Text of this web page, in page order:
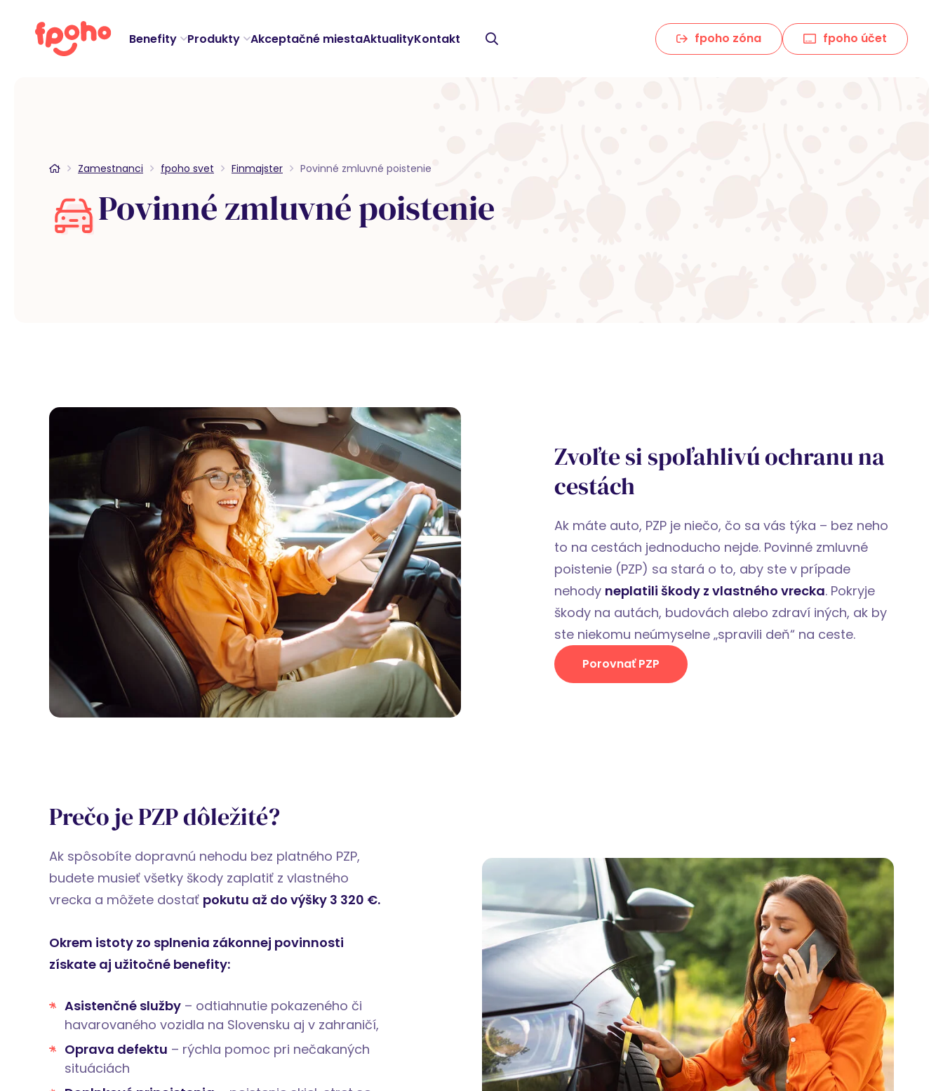
Benefity Produkty Akceptačné miestaAktualityKontakt fpoho zóna fpoho účet
Zamestnanci fpoho svet Finmajster Povinné zmluvné poistenie
Povinné zmluvné poistenie
Zvoľte si spoľahlivú ochranu na
cestách
Ak máte auto, PZP je niečo, čo sa vás týka – bez neho
to na cestách jednoducho nejde. Povinné zmluvné
poistenie (PZP) sa stará o to, aby ste v prípade
nehody neplatili škody z vlastného vrecka. Pokryje
škody na autách, budovách alebo zdraví iných, ak by
ste niekomu neúmyselne „spravili deň“ na ceste.
Porovnať PZP
Prečo je PZP dôležité?
Ak spôsobíte dopravnú nehodu bez platného PZP,
budete musieť všetky škody zaplatiť z vlastného
vrecka a môžete dostať pokutu až do výšky 3 320 €.
Okrem istoty zo splnenia zákonnej povinnosti
získate aj užitočné benefity:
Asistenčné služby – odtiahnutie pokazeného či
havarovaného vozidla na Slovensku aj v zahraničí,
Oprava defektu – rýchla pomoc pri nečakaných
situáciách